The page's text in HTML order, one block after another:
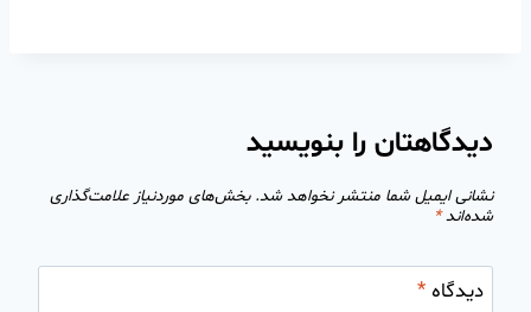
دیدگاهتان را بنویسید
نشانی ایمیل شما منتشر نخواهد شد. بخش‌های موردنیاز علامت‌گذاری
شده‌اند*
دیدگاه*